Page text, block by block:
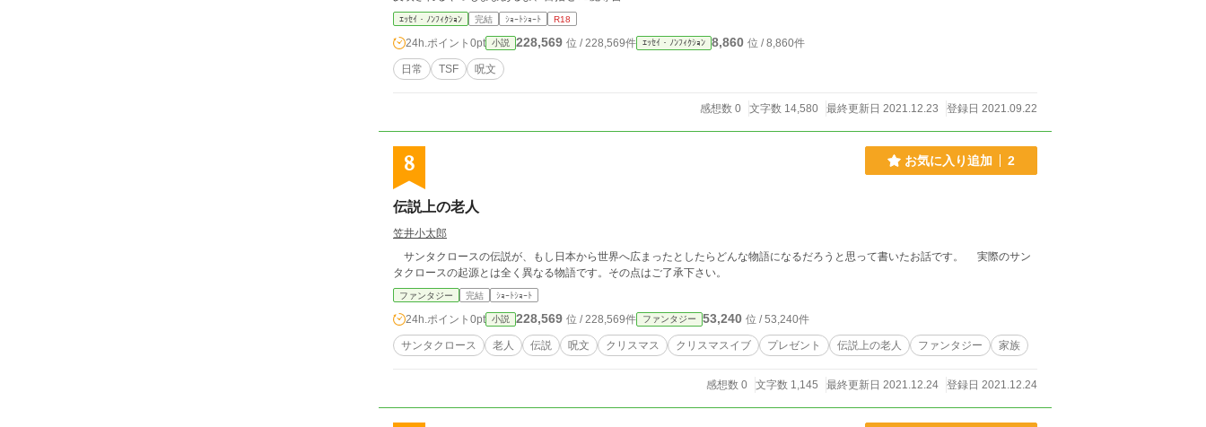
ｴｯｾｲ・ﾉﾝﾌｨｸｼｮﾝ 完結 ｼｮｰﾄｼｮｰﾄ R18
24h.ポイント 0pt 小説 228,569 位 / 228,569件 ｴｯｾｲ・ﾉﾝﾌｨｸｼｮﾝ 8,860 位 / 8,860件
日常 TSF 呪文
感想数 0 文字数 14,580 最終更新日 2021.12.23 登録日 2021.09.22
8 お気に入り追加 2
伝説上の老人
笠井小太郎
サンタクロースの伝説が、もし日本から世界へ広まったとしたらどんな物語になるだろうと思って書いたお話です。 実際のサン
タクロースの起源とは全く異なる物語です。その点はご了承下さい。
ファンタジー 完結 ｼｮｰﾄｼｮｰﾄ
24h.ポイント 0pt 小説 228,569 位 / 228,569件 ファンタジー 53,240 位 / 53,240件
サンタクロース 老人 伝説 呪文 クリスマス クリスマスイブ プレゼント 伝説上の老人 ファンタジー 家族
感想数 0 文字数 1,145 最終更新日 2021.12.24 登録日 2021.12.24